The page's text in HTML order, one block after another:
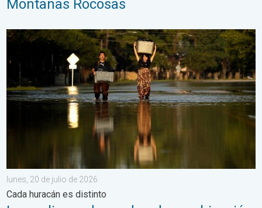
Montañas Rocosas
Los peligros dependen de su ubicación. Cada huracán es
lunes, 20 de julio de 2026
Cada huracán es distinto